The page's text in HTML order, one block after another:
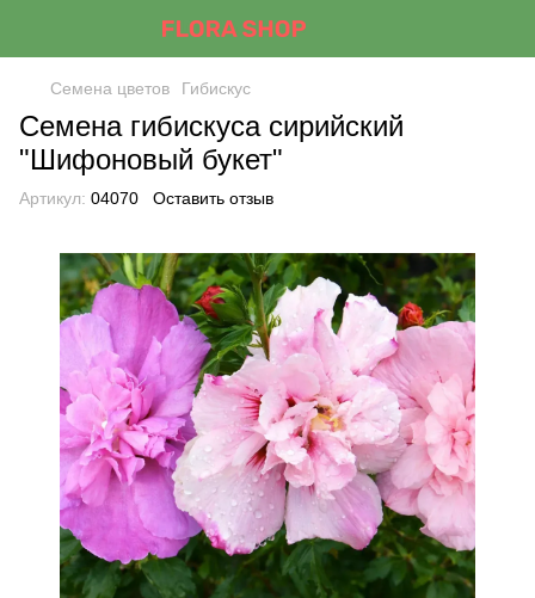
Семена цветов Гибискус
Семена гибискуса сирийский
"Шифоновый букет"
Артикул: 04070 Оставить отзыв